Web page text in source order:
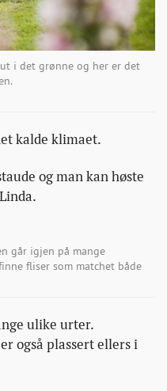
ut i det grønne og her er det
kalde klimaet.
og man kan høste
går igjen på mange
fliser som matchet både
ulike urter.
også plassert ellers i